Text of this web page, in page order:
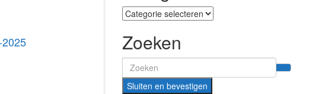
Categorieën
Zoeken
Search
for: